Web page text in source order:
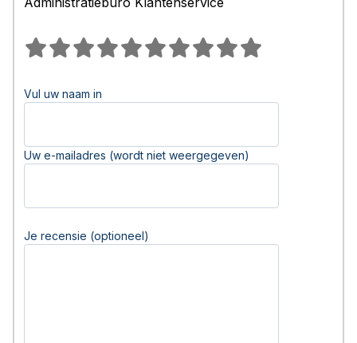
Vul uw naam in
Uw e-mailadres (wordt niet weergegeven)
Je recensie (optioneel)